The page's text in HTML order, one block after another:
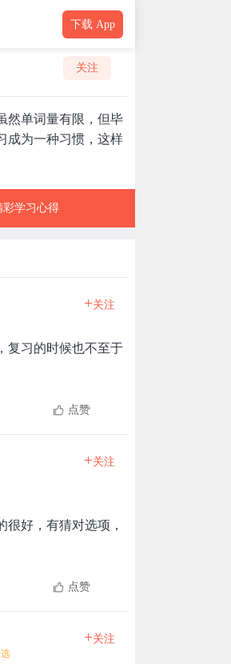
下载 App
关注
然单词量有限，但毕
成为一种习惯，这样
彩学习心得
+关注
复习的时候也不至于
点赞
+关注
好，有猜对选项，
点赞
+关注